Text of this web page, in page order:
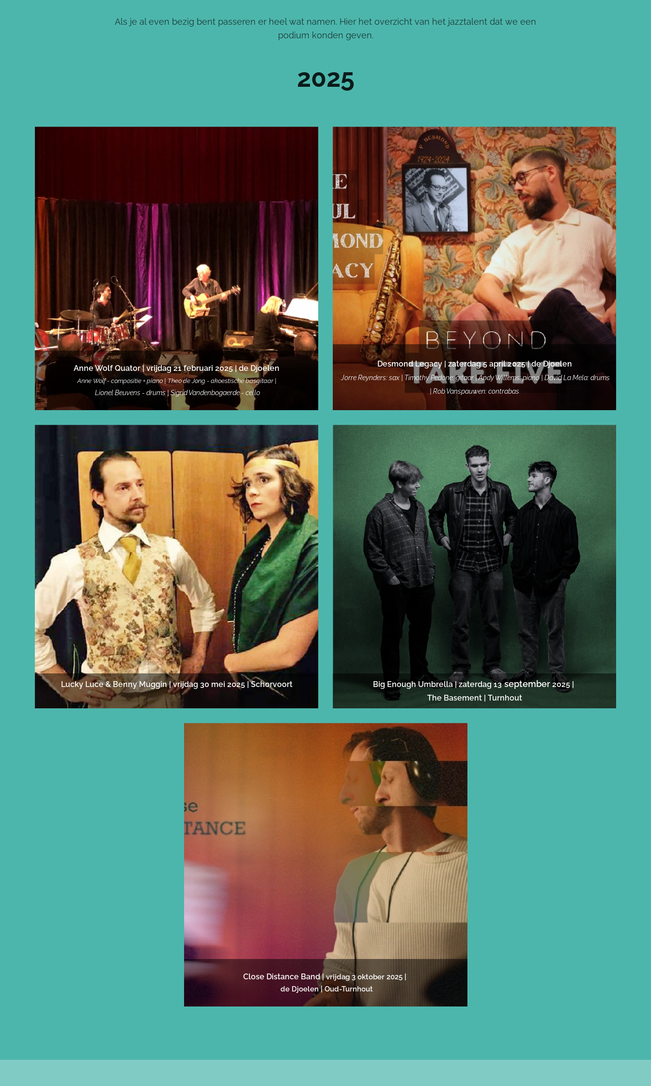
Als je al even bezig bent passeren er heel wat namen. Hier het overzicht van het jazztalent dat we een
podium konden geven.
2025
Anne Wolf Quator | vrijdag 21 februari 2025| de Djoelen
Anne Wolf - compositie + piano |Theo de Jong - akoestische basgitaar |
Lionel Beuvens - drums |Sigrid Vandenbogaerde - cello
Desmond Legacy | zaterdag 5 april 2025 | de Djoelen
Jorre Reynders: sax | Timothy Pedone: gitaar | Andy Willems: piano | David La Mela: drums
| Rob Vanspauwen: contrabas
Lucky Luce & Benny Muggin | vrijdag 30 mei 2025 |Schorvoort Big Enough Umbrella | zaterdag 13 september2025 |
The Basement | Turnhout
Close Distance Band| vrijdag 3 oktober2025 |
de Djoelen | Oud-Turnhout